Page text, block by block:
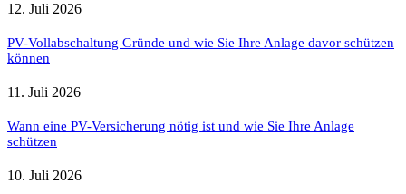
12. Juli 2026
PV-Vollabschaltung Gründe und wie Sie Ihre Anlage davor schützen
können
11. Juli 2026
Wann eine PV-Versicherung nötig ist und wie Sie Ihre Anlage
schützen
10. Juli 2026